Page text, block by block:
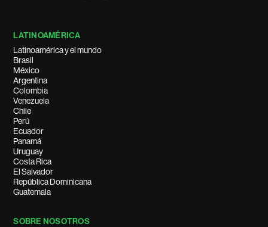
LATINOAMÉRICA
Latinoamérica y el mundo
Brasil
México
Argentina
Colombia
Venezuela
Chile
Perú
Ecuador
Panamá
Uruguay
Costa Rica
El Salvador
República Dominicana
Guatemala
SOBRE NOSOTROS